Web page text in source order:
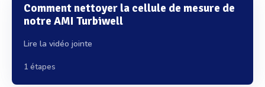
Comment nettoyer la cellule de mesure de
notre AMI Turbiwell
Lire la vidéo jointe
1 étapes